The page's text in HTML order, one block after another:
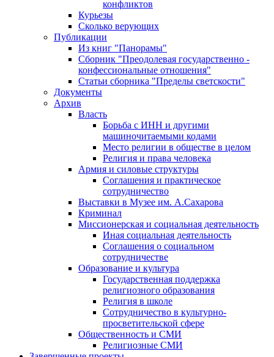
конфликтов
Курьезы
Сколько верующих
Публикации
Из книг "Панорамы"
Сборник "Преодолевая государственно -
конфессиональные отношения"
Статьи сборника "Пределы светскости"
Документы
Архив
Власть
Борьба с ИНН и другими
машиночитаемыми кодами
Место религии в обществе в целом
Религия и права человека
Армия и силовые структуры
Соглашения и практическое
сотрудничество
Выставки в Музее им. А.Сахарова
Криминал
Миссионерская и социальная деятельность
Иная социальная деятельность
Соглашения о социальном
сотрудничестве
Образование и культура
Государственная поддержка
религиозного образования
Религия в школе
Сотрудничество в культурно-
просветительской сфере
Общественность и СМИ
Религиозные СМИ